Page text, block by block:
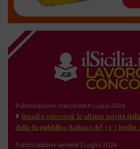
Pubblicazione: mercoledì 8 Luglio 2026
Bandi e concorsi: le ultime novità
della Repubblica Italiana del 3 e 7 luglio
Pubblicazione: venerdì 3 Luglio 2026